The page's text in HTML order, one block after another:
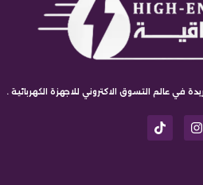
في عالم التسوق الاكتروني للاجهزة الكهربائية .